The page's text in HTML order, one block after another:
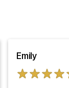
Emily